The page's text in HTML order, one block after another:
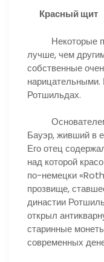
Красный щит
Некоторые
лучше, чем
собственные
нарицательными.
Ротшильдах.
Основателем
Бауэр, живший в
Его отец
над которой
по-немецки
прозвище,
династии
открыл
старинные
современных